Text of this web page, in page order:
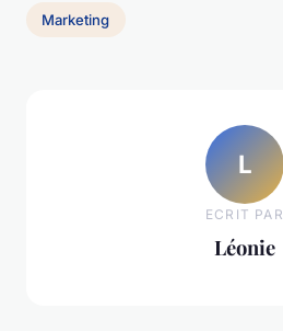
Marketing
L
ECRIT PAR
Léonie